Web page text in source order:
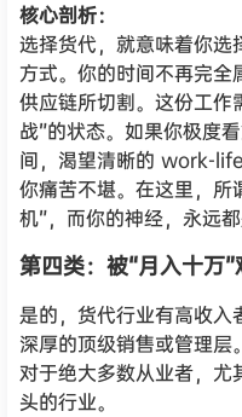
核心剖析：
选择货代，就意味着你选
方式。你的时间不再完全
供应链所切割。这份工作
战”的状态。如果你极度
间，渴望清晰的 work-
你痛苦不堪。在这里，所
机”，而你的神经，永远都
第四类：被“月入十万
是的，货代行业有高收入
深厚的顶级销售或管理层
对于绝大多数从业者，尤
头的行业。